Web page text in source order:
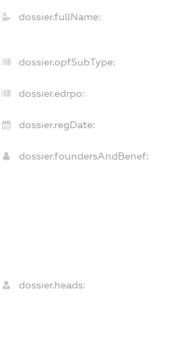
dossier.fullName:
dossier.opfSubType:
dossier.edrpo:
dossier.regDate:
dossier.foundersAndBenef:
dossier.heads: